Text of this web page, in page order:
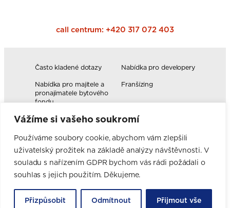
Vážíme si vašeho soukromí
Používáme soubory cookie, abychom vám zlepšili
uživatelský prožitek na základě analýzy návštěvnosti. V
souladu s nařízením GDPR bychom vás rádi požádali o
souhlas s jejich použitím. Děkujeme.
Přizpůsobit Odmítnout Přijmout vše
call centrum: +420 317 072 403
Často kladené dotazy
Nabídka pro developery
Nabídka pro majitele a
pronajímatele bytového
fondu
Franšízing
Volná pracovní místa
Blog
Novinky
Realizace kuchyní
Firemní hodnoty
Elektromobilita
Facebook
Instagram
YouTube
Pinterest
LinkedIn
ORESI S.R.O. | Průmyslová 102, 251 01 Březí u Říčan | IČ: 27240479